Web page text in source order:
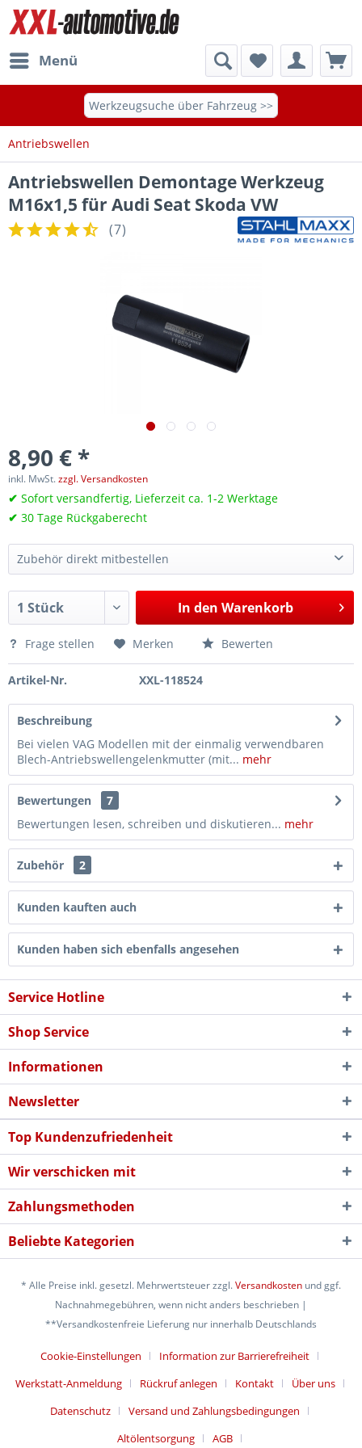
Menü
Werkzeugsuche über Fahrzeug >>
Antriebswellen
Antriebswellen Demontage Werkzeug
M16x1,5 für Audi Seat Skoda VW
(7)
8,90 € *
inkl. MwSt.zzgl. Versandkosten
✔ Sofort versandfertig, Lieferzeit ca. 1-2 Werktage
✔ 30 Tage Rückgaberecht
Zubehör direkt mitbestellen
Radlagerwerkzeug für VAG 72 und 78 mm Kompaktradlager, zur De- & Montage der Radlager-Nabeneinheiten
152,80 €*
Profi Abziehflansch Radnabe, Ausdrücker Antriebswelle mit Schlagspindel LK 98-140 mm
140,60 €*
In den Warenkorb
Frage stellen Merken Bewerten
Artikel-Nr. XXL-118524
Beschreibung
Bei vielen VAG Modellen mit der einmalig verwendbaren
Blech-Antriebswellengelenkmutter (mit... mehr
Bewertungen
7
Bewertungen lesen, schreiben und diskutieren... mehr
Zubehör 2
Kunden kauften auch
Kunden haben sich ebenfalls angesehen
Service Hotline
Shop Service
Informationen
Newsletter
Top Kundenzufriedenheit
Wir verschicken mit
Zahlungsmethoden
Beliebte Kategorien
* Alle Preise inkl. gesetzl. Mehrwertsteuer zzgl.Versandkosten und ggf.
Nachnahmegebühren, wenn nicht anders beschrieben |
**Versandkostenfreie Lieferung nur innerhalb Deutschlands
Cookie-Einstellungen
Information zur Barrierefreiheit
Werkstatt-Anmeldung
Rückruf anlegen Kontakt
Über uns
Datenschutz
Versand und Zahlungsbedingungen
Altölentsorgung
AGB